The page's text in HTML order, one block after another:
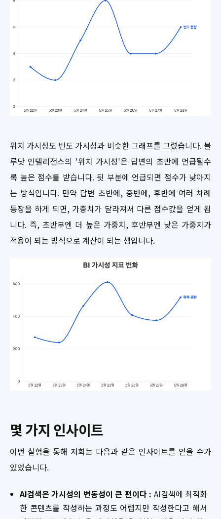
위치 가시성도 빈도 가시성과 비슷한 그래프를 그렸습니다. 블
루닷 인텔리전스의 '위치 가시성'은 답변의 초반에 언급될수
록 높은 점수를 받습니다. 뒷 부분에 언급되면 점수가 낮아지
는 방식입니다. 만약 답변 초반에, 중반에, 후반에 여러 차례
등장을 하게 되면, 가중치가 달라져서 다른 점수값을 얻게 됩
니다. 즉, 초반부엔 더 높은 가중치, 후반부엔 낮은 가중치가
적용이 되는 방식으로 계산이 되는 셈입니다.
몇 가지 인사이트
이번 실험을 통해 저희는 다음과 같은 인사이트를 얻을 수가
있었습니다.
AI검색은 가시성의 변동성이 큰 편이다 : AI검색에 최적화
한 콘텐츠를 작성하는 과정도 어렵지만 작성한다고 해서